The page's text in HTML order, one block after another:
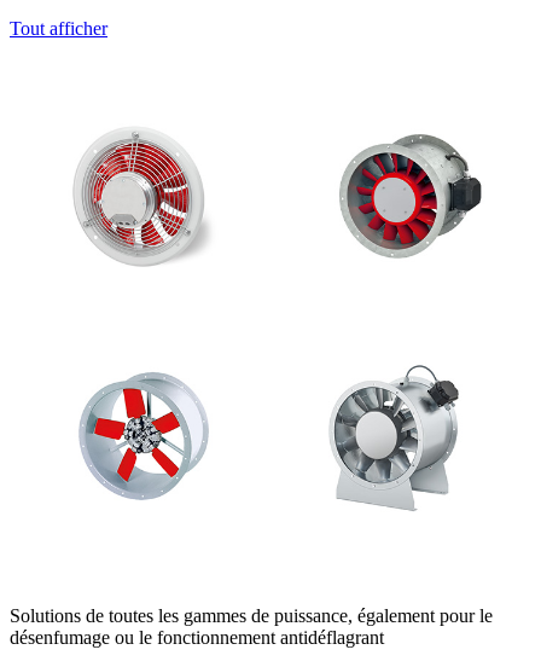
Tout afficher
Solutions de toutes les gammes de puissance, également pour le
désenfumage ou le fonctionnement antidéflagrant